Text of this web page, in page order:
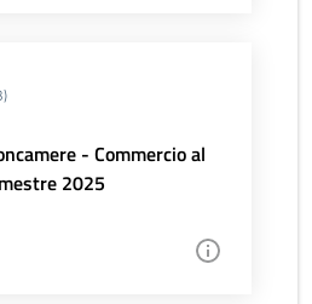
- Commercio al
2025